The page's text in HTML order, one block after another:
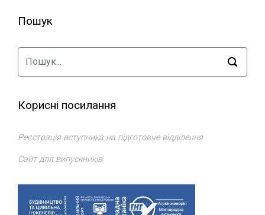
Пошук
Корисні посилання
Реєстрація вступника на підготовче відділення
Сайт для випускників